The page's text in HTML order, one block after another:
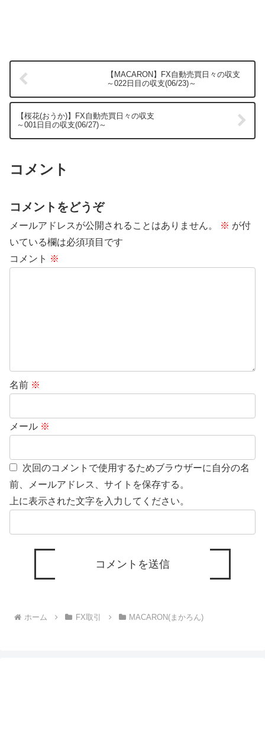
【MACARON】FX自動売買日々の収支
～022日目の収支(06/23)～
【桜花(おうか)】FX自動売買日々の収支
～001日目の収支(06/27)～
コメント
コメントをどうぞ
メールアドレスが公開されることはありません。 ※ が付
いている欄は必須項目です
コメント ※
名前 ※
メール ※
次回のコメントで使用するためブラウザーに自分の名
前、メールアドレス、サイトを保存する。
上に表示された文字を入力してください。
ホーム FX取引 MACARON(まかろん)